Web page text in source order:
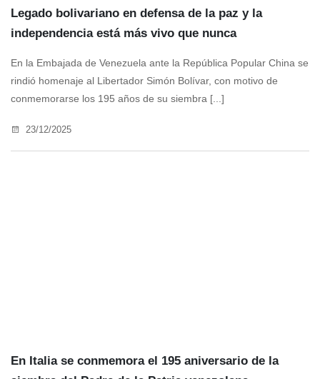
Legado bolivariano en defensa de la paz y la
independencia está más vivo que nunca
En la Embajada de Venezuela ante la República Popular China se
rindió homenaje al Libertador Simón Bolívar, con motivo de
conmemorarse los 195 años de su siembra [...]
23/12/2025
En Italia se conmemora el 195 aniversario de la